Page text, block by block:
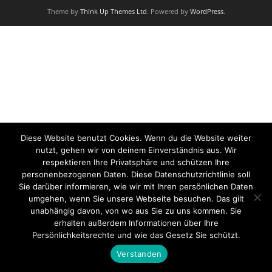
Theme by Think Up Themes Ltd. Powered by WordPress.
Diese Website benutzt Cookies. Wenn du die Website weiter
nutzt, gehen wir von deinem Einverständnis aus. Wir
respektieren Ihre Privatsphäre und schützen Ihre
personenbezogenen Daten. Diese Datenschutzrichtlinie soll
Sie darüber informieren, wie wir mit Ihren persönlichen Daten
umgehen, wenn Sie unsere Webseite besuchen. Das gilt
unabhängig davon, von wo aus Sie zu uns kommen. Sie
erhalten außerdem Informationen über Ihre
Persönlichkeitsrechte und wie das Gesetz Sie schützt.
Verstanden